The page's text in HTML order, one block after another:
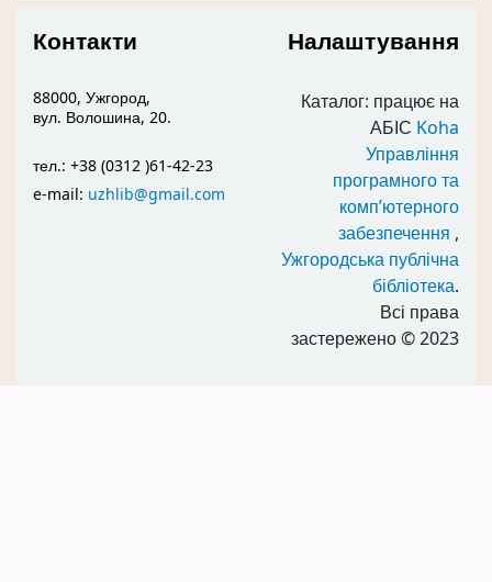
Контакти
88000, Ужгород,
вул. Волошина, 20.
тел.: +38 (0312 )61-42-23
e-mail: uzhlib@gmail.com
Налаштування
Каталог: працює на
АБІС Koha
Управління
програмного та
комп’ютерного
забезпечення ,
Ужгородська публічна
бібліотека.
Всі права
застережено© 2023